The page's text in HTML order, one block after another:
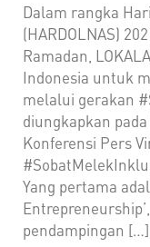
Dalam rangka
(HARDOLNAS)
Ramadan,
Indonesia untuk
melalui gerakan
diungkapkan
Konferensi Pers
Yang pertama
pendampingan […]